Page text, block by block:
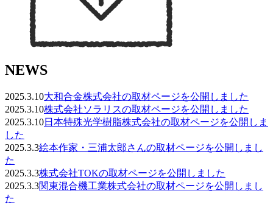
NEWS
2025.3.10大和合金株式会社の取材ページを公開しました
2025.3.10株式会社ソラリスの取材ページを公開しました
2025.3.10日本特殊光学樹脂株式会社の取材ページを公開しま
した
2025.3.3絵本作家・三浦太郎さんの取材ページを公開しまし
た
2025.3.3株式会社TOKの取材ページを公開しました
2025.3.3関東混合機工業株式会社の取材ページを公開しまし
た